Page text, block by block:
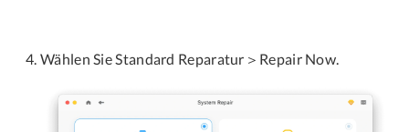
Wählen Sie Standard Reparatur＞Repair Now.